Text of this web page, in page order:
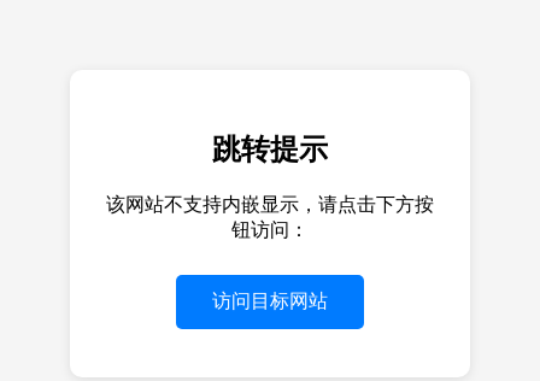
跳转提示
该网站不支持内嵌显示，请点击下方按
钮访问：
访问目标网站